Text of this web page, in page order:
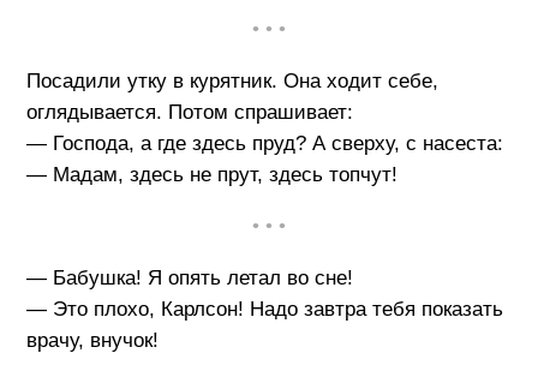
• • •
Посадили утку в курятник. Она ходит себе,
оглядывается. Потом спрашивает:
— Господа, а где здесь пруд? А сверху, с насеста:
— Мадам, здесь не прут, здесь топчут!
• • •
— Бабушка! Я опять летал во сне!
— Это плохо, Карлсон! Надо завтра тебя показать
врачу, внучок!